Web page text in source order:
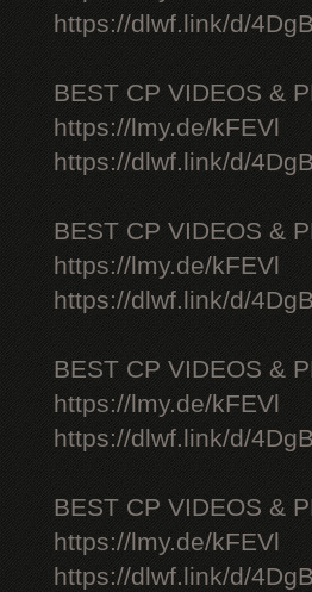
https://dlwf.link/d/4DgB
BEST CP VIDEOS &
https://lmy.de/kFEVl
https://dlwf.link/d/4DgB
BEST CP VIDEOS &
https://lmy.de/kFEVl
https://dlwf.link/d/4DgB
BEST CP VIDEOS &
https://lmy.de/kFEVl
https://dlwf.link/d/4DgB
BEST CP VIDEOS &
https://lmy.de/kFEVl
https://dlwf.link/d/4DgB